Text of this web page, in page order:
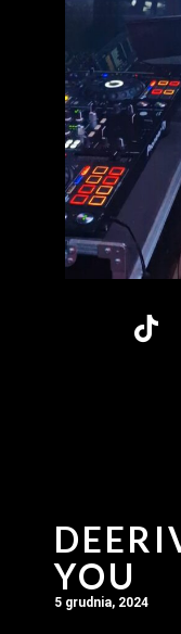
YOU
5 grudnia, 2024